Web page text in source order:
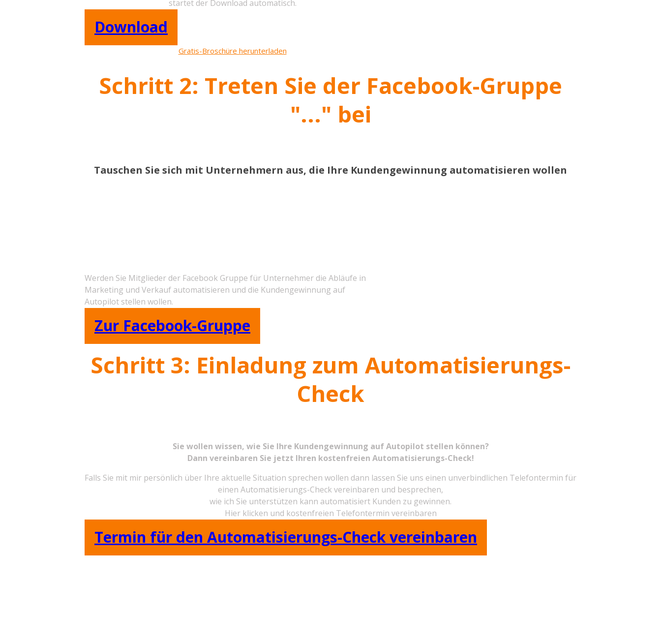
startet der Download automatisch.
Download
Gratis-Broschüre herunterladen
Schritt 2: Treten Sie der Facebook-Gruppe
"..." bei
Tauschen Sie sich mit ​Unternehmern aus, die ​Ihre Kundengewinnung automatisieren wollen
​Werden Sie Mitglieder der ​Facebook Gruppe für Unternehmer ​die Abläufe in
Marketing und Verkauf automatisieren und die Kundengewinnung auf
Autopilot stellen wollen.
Zur Facebook-Gruppe
Schritt 3: ​Einladung zum ​Automatisierungs-​
Check
Sie wollen wissen, wie Sie Ihre Kundengewinnung auf Autopilot stellen können?
Dann vereinbaren Sie jetzt Ihren kostenfreien Automatisierungs-Check!
Falls Sie mit mir persönlich über Ihre aktuelle Situation sprechen wollen ​dann lassen Sie uns einen unverbindlichen Telefontermin für
einen Automatisierungs-Check vereinbaren und besprechen,
wie ich Sie unterstützen kann automatisiert Kunden zu gewinnen.
Hier klicken und kostenfreien Telefontermin vereinbaren
Termin für den Automatisierungs-Check vereinbaren